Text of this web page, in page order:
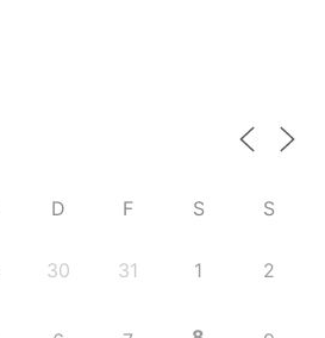
D F S S
30 31 1 2